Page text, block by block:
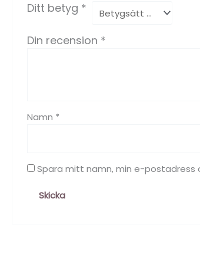
Ditt betyg *
Din recension *
Namn *
Spara mitt namn, min e-postadress